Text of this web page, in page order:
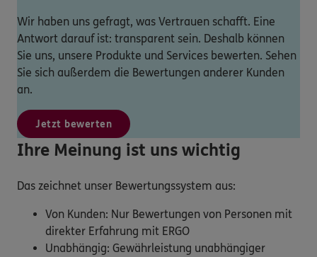
Wir haben uns gefragt, was Vertrauen schafft. Eine
Antwort darauf ist: transparent sein. Deshalb können
Sie uns, unsere Produkte und Services bewerten. Sehen
Sie sich außerdem die Bewertungen anderer Kunden
an.
Jetzt bewerten
Ihre Meinung ist uns wichtig
Das zeichnet unser Bewertungssystem aus:
Von Kunden: Nur Bewertungen von Personen mit
direkter Erfahrung mit ERGO
Unabhängig: Gewährleistung unabhängiger